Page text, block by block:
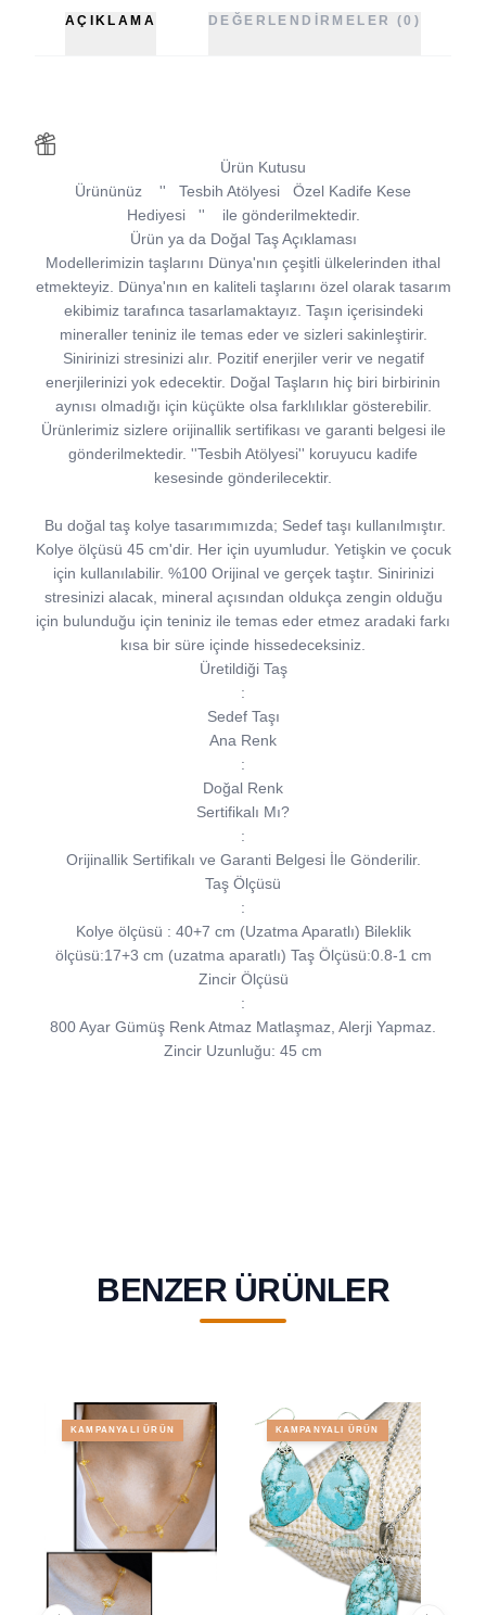
AÇIKLAMA DEĞERLENDIRMELER (0)
Ürün Kutusu
Ürününüz '' Tesbih Atölyesi Özel Kadife Kese
Hediyesi '' ile gönderilmektedir.
Ürün ya da Doğal Taş Açıklaması
Modellerimizin taşlarını Dünya'nın çeşitli ülkelerinden ithal
etmekteyiz. Dünya'nın en kaliteli taşlarını özel olarak tasarım
ekibimiz tarafınca tasarlamaktayız. Taşın içerisindeki
mineraller teniniz ile temas eder ve sizleri sakinleştirir.
Sinirinizi stresinizi alır. Pozitif enerjiler verir ve negatif
enerjilerinizi yok edecektir. Doğal Taşların hiç biri birbirinin
aynısı olmadığı için küçükte olsa farklılıklar gösterebilir.
Ürünlerimiz sizlere orijinallik sertifikası ve garanti belgesi ile
gönderilmektedir. ''Tesbih Atölyesi'' koruyucu kadife
kesesinde gönderilecektir.
Bu doğal taş kolye tasarımımızda; Sedef taşı kullanılmıştır.
Kolye ölçüsü 45 cm'dir. Her için uyumludur. Yetişkin ve çocuk
için kullanılabilir. %100 Orijinal ve gerçek taştır. Sinirinizi
stresinizi alacak, mineral açısından oldukça zengin olduğu
için bulunduğu için teniniz ile temas eder etmez aradaki farkı
kısa bir süre içinde hissedeceksiniz.
Üretildiği Taş
:
Sedef Taşı
Ana Renk
:
Doğal Renk
Sertifikalı Mı?
:
Orijinallik Sertifikalı ve Garanti Belgesi İle Gönderilir.
Taş Ölçüsü
:
Kolye ölçüsü : 40+7 cm (Uzatma Aparatlı) Bileklik
ölçüsü:17+3 cm (uzatma aparatlı) Taş Ölçüsü:0.8-1 cm
Zincir Ölçüsü
:
800 Ayar Gümüş Renk Atmaz Matlaşmaz, Alerji Yapmaz.
Zincir Uzunluğu: 45 cm
BENZER ÜRÜNLER
KAMPANYALI ÜRÜN KAMPANYALI ÜRÜN